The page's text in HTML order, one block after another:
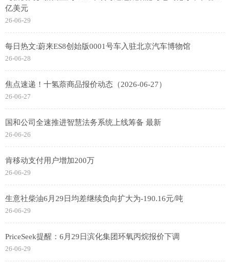
亿美元
26-06-29
每日热文:蔚来ES8创始版0001号车入驻北京汽车博物馆
26-06-28
焦点速递！十氢萘商品报价动态（2026-06-27）
26-06-27
国和公司全速推进智慧法务系统上线筹备 最新
26-06-26
肯移动支付用户增加200万
26-06-29
生意社柴油6月29日均差继续负向扩大为-190.16元/吨
26-06-29
PriceSeek提醒：6月29日滨化集团环氧丙烷报价下调
26-06-29